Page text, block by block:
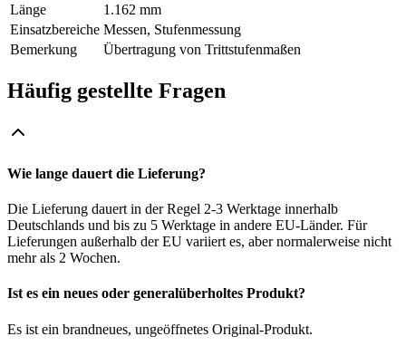
Länge
1.162 mm
Einsatzbereiche Messen, Stufenmessung
Bemerkung
Übertragung von Trittstufenmaßen
Häufig gestellte Fragen
Wie lange dauert die Lieferung?
Die Lieferung dauert in der Regel 2-3 Werktage innerhalb
Deutschlands und bis zu 5 Werktage in andere EU-Länder. Für
Lieferungen außerhalb der EU variiert es, aber normalerweise nicht
mehr als 2 Wochen.
Ist es ein neues oder generalüberholtes Produkt?
Es ist ein brandneues, ungeöffnetes Original-Produkt.